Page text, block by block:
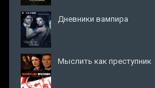
Дневники вампира
Мыслить как преступник